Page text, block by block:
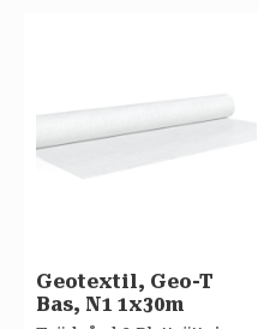
Geotextil, Geo-T
Bas, N1 1x30m